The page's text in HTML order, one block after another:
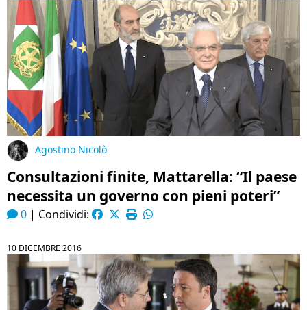
Agostino Nicolò
Consultazioni finite, Mattarella: “Il paese
necessita un governo con pieni poteri”
0 | Condividi:
10 DICEMBRE 2016